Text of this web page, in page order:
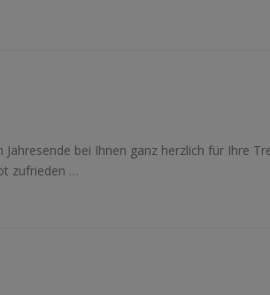
bei Ihnen ganz herzlich für Ihre
zufrieden …